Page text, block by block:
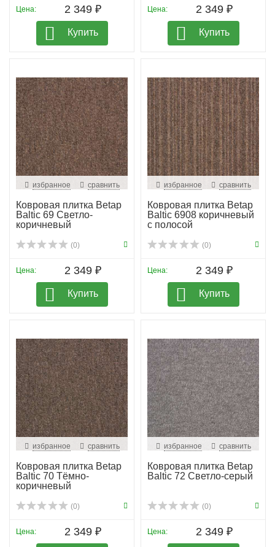
Цена: 2 349 ₽
Купить
Цена: 2 349 ₽
Купить
избранное сравнить
Ковровая плитка Betap
Baltic 69 Светло-
коричневый
(0)
Цена: 2 349 ₽
Купить
избранное сравнить
Ковровая плитка Betap
Baltic 6908 коричневый
с полосой
(0)
Цена: 2 349 ₽
Купить
избранное сравнить
Ковровая плитка Betap
Baltic 70 Тёмно-
коричневый
(0)
Цена: 2 349 ₽
избранное сравнить
Ковровая плитка Betap
Baltic 72 Светло-серый
(0)
Цена: 2 349 ₽